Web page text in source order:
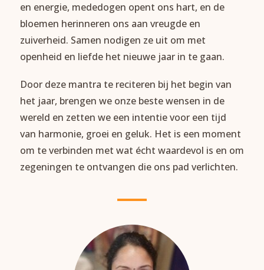
en energie, mededogen opent ons hart, en de
bloemen herinneren ons aan vreugde en
zuiverheid. Samen nodigen ze uit om met
openheid en liefde het nieuwe jaar in te gaan.
Door deze mantra te reciteren bij het begin van
het jaar, brengen we onze beste wensen in de
wereld en zetten we een intentie voor een tijd
van harmonie, groei en geluk. Het is een moment
om te verbinden met wat écht waardevol is en om
zegeningen te ontvangen die ons pad verlichten.